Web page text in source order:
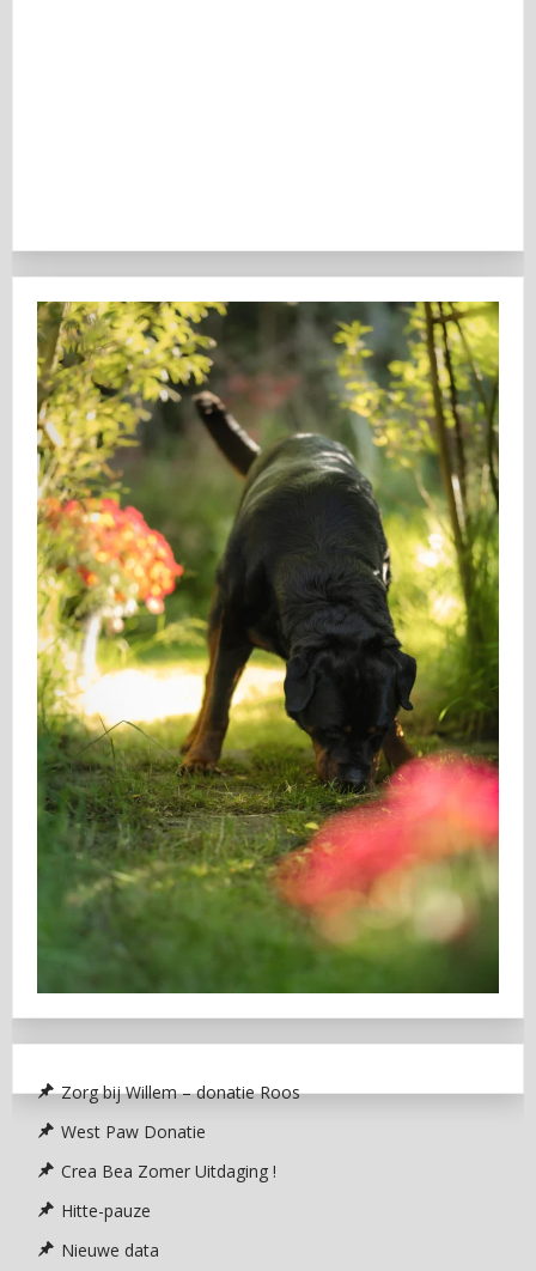
Zorg bij Willem – donatie Roos
West Paw Donatie
Crea Bea Zomer Uitdaging !
Hitte-pauze
Nieuwe data